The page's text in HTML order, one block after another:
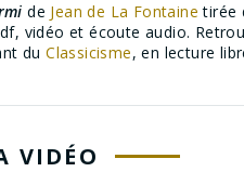
de Jean de La Fontaine tirée
vidéo et écoute audio.
duClassicisme, en lecture
VIDÉO